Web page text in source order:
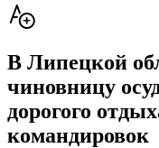
В Липецкой
чиновницу
дорогого
командировок